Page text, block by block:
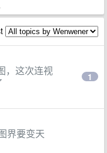
，这次连视
1
界要变天